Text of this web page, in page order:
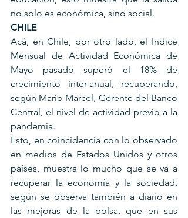
no solo es económica, sino social.
CHILE
Acá, en Chile, por otro lado, el Indice
Mensual de Actividad Económica de
Mayo pasado superó el 18% de
crecimiento inter-anual, recuperando,
según Mario Marcel, Gerente del Banco
Central, el nivel de actividad previo a la
pandemia.
Esto, en coincidencia con lo observado
en medios de Estados Unidos y otros
países, muestra lo mucho que se va a
recuperar la economía y la sociedad,
según se observa también a diario en
las mejoras de la bolsa, que en sus